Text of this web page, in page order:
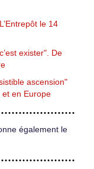
le 14
exister". De
ascension"
et en Europe
également le